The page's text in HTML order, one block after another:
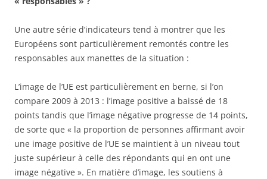
Une autre série d’indicateurs tend à montrer que les
Européens sont particulièrement remontés contre les
responsables aux manettes de la situation :
L’image de l’UE est particulièrement en berne, si l’on
compare 2009 à 2013 : l’image positive a baissé de 18
points tandis que l’image négative progresse de 14 points,
de sorte que « la proportion de personnes affirmant avoir
une image positive de l’UE se maintient à un niveau tout
juste supérieur à celle des répondants qui en ont une
image négative ». En matière d’image, les soutiens à